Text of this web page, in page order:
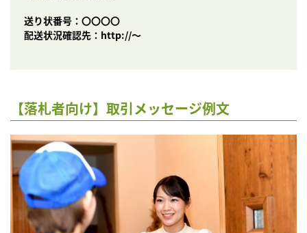
送り状番号：〇〇〇〇
配送状況確認先：http://〜
【落札者向け】取引メッセージ例文